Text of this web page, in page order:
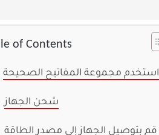
of Contents
استخدم مجموعة المفاتيح الصحيحة
شحن الجهاز
قم بتوصيل الجهاز إلى مصدر الطاقة